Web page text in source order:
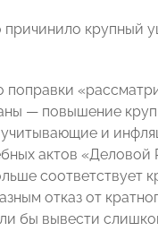
причинило крупный
поправки
— повышение
и
актов «Деловой
соответствует
отказ от
бы вывести